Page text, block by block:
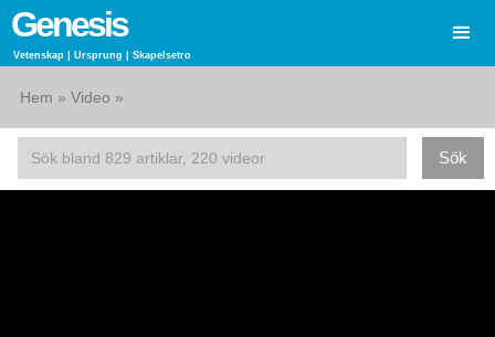
Genesis
Vetenskap | Ursprung | Skapelsetro
Hem » Video »